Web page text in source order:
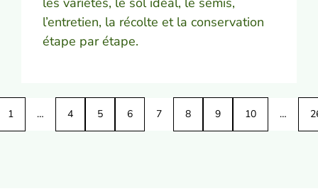
l’entretien, la récolte et la conservation
étape par étape.
1 … 4 5 6 7 8 9 10 …